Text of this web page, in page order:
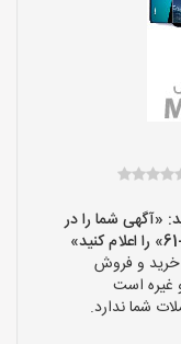
«آگهی شما را در
خرید و فروش
و غیره است
شما ندارد.